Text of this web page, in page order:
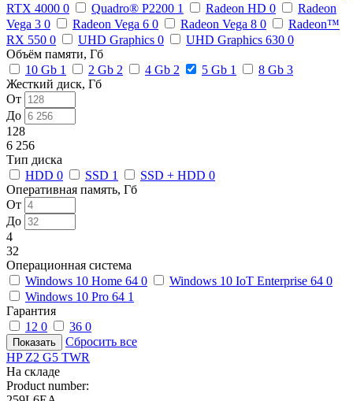
RTX 4000 0 Quadro® P2200 1 Radeon HD 0
Radeon
Vega 3 0 Radeon Vega 6 0 Radeon Vega 8 0
Radeon™
RX 550 0 UHD Graphics 0 UHD Graphics 630 0
Объём памяти, Гб
10 Gb 1 2 Gb 2 4 Gb 2 5 Gb 1 8 Gb 3
Жесткий диск, Гб
От
До
128
6 256
Тип диска
HDD 0 SSD 1 SSD + HDD 0
Оперативная память, Гб
От
До
4
32
Операционная система
Windows 10 Home 64 0 Windows 10 IoT Enterprise 64 0
Windows 10 Pro 64 1
Гарантия
12 0 36 0
Сбросить все
HP Z2 G5 TWR
На складе
Product number: